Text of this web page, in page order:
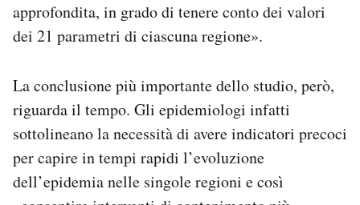
approfondita, in grado di tenere conto dei valori
dei 21 parametri di ciascuna regione».
La conclusione più importante dello studio, però,
riguarda il tempo. Gli epidemiologi infatti
sottolineano la necessità di avere indicatori precoci
per capire in tempi rapidi l’evoluzione
dell’epidemia nelle singole regioni e così